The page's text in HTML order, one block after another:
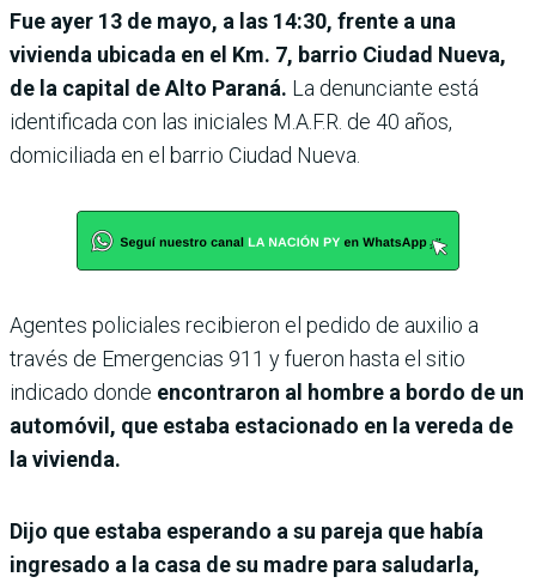
Fue ayer 13 de mayo, a las 14:30, frente a una
vivienda ubicada en el Km. 7, barrio Ciudad Nueva,
de la capital de Alto Paraná. La denunciante está
identificada con las iniciales M.A.F.R. de 40 años,
domiciliada en el barrio Ciudad Nueva.
Agentes policiales recibieron el pedido de auxilio a
través de Emergencias 911 y fueron hasta el sitio
indicado donde encontraron al hombre a bordo de un
automóvil, que estaba estacionado en la vereda de
la vivienda.
Dijo que estaba esperando a su pareja que había
ingresado a la casa de su madre para saludarla,